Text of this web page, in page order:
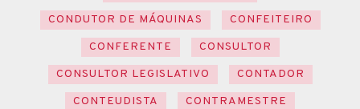
CONDUTOR DE MÁQUINAS
CONFEITEIRO
CONFERENTE
CONSULTOR
CONSULTOR LEGISLATIVO
CONTADOR
CONTEUDISTA
CONTRAMESTRE